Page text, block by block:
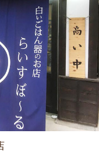
井店にいらっしゃい
CBCラジオ ドラ魂
はん器のお店 らいす